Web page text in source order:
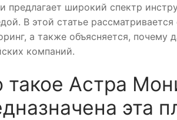
предлагает широкий спектр
В этой статье
а также объясняется, почему
компаний.
такое Астра
эта